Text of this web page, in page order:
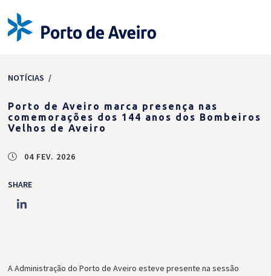
NOTÍCIAS /
Porto de Aveiro marca presença nas
comemorações dos 144 anos dos Bombeiros
Velhos de Aveiro
04 FEV. 2026
SHARE
A Administração do Porto de Aveiro esteve presente na sessão